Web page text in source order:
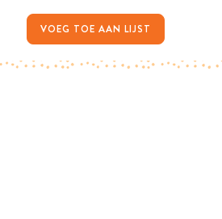
VOEG TOE AAN LIJST